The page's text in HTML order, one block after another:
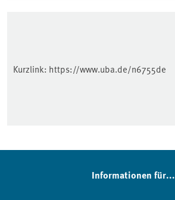
Kurzlink: https://www.uba.de/n6755de
Informationen für...